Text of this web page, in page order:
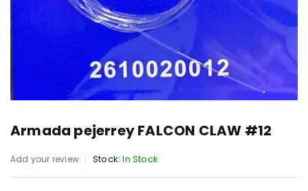
Armada pejerrey FALCON CLAW #12
Add your review Stock: In Stock